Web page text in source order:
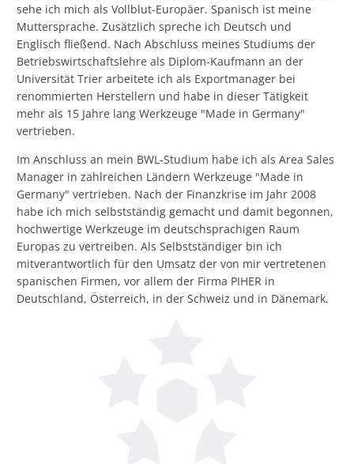
sehe ich mich als Vollblut-Europäer. Spanisch ist meine
Muttersprache. Zusätzlich spreche ich Deutsch und
Englisch fließend. Nach Abschluss meines Studiums der
Betriebswirtschaftslehre als Diplom-Kaufmann an der
Universität Trier arbeitete ich als Exportmanager bei
renommierten Herstellern und habe in dieser Tätigkeit
mehr als 15 Jahre lang Werkzeuge "Made in Germany"
vertrieben.
Im Anschluss an mein BWL-Studium habe ich als Area Sales
Manager in zahlreichen Ländern Werkzeuge "Made in
Germany" vertrieben. Nach der Finanzkrise im Jahr 2008
habe ich mich selbstständig gemacht und damit begonnen,
hochwertige Werkzeuge im deutschsprachigen Raum
Europas zu vertreiben. Als Selbstständiger bin ich
mitverantwortlich für den Umsatz der von mir vertretenen
spanischen Firmen, vor allem der Firma PIHER in
Deutschland, Österreich, in der Schweiz und in Dänemark.